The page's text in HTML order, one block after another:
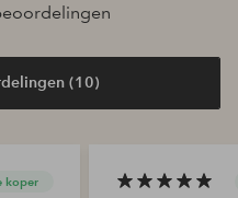
(10)
koper